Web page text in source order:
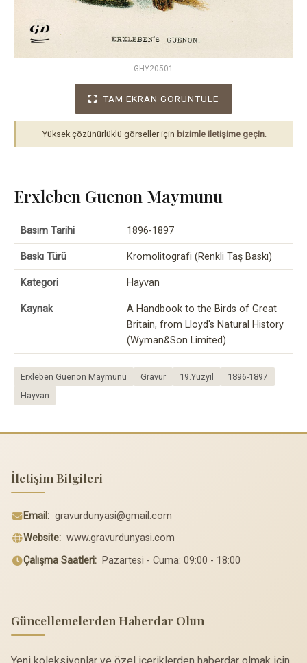
GHY20501
TAM EKRAN GÖRÜNTÜLE
Yüksek çözünürlüklü görseller için bizimle iletişime geçin.
Erxleben Guenon Maymunu
Basım Tarihi 1896-1897
Baskı Türü Kromolitografi (Renkli Taş Baskı)
Kategori Hayvan
Kaynak
A Handbook to the Birds of Great
Britain, from Lloyd's Natural History
(Wyman&Son Limited)
Erxleben Guenon Maymunu Gravür 19.Yüzyıl
1896-1897
Hayvan
İletişim Bilgileri
Email: gravurdunyasi@gmail.com
Website: www.gravurdunyasi.com
Çalışma Saatleri: Pazartesi - Cuma: 09:00 - 18:00
Güncellemelerden Haberdar Olun
Yeni koleksiyonlar ve özel içeriklerden haberdar olmak için